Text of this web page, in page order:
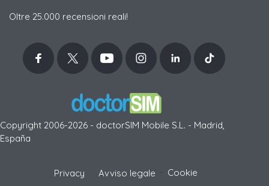
Oltre 25.000 recensioni reali!
Copyright 2006-2026 - doctorSIM Mobile S.L. - Madrid,
España
Privacy Avviso legale Cookie